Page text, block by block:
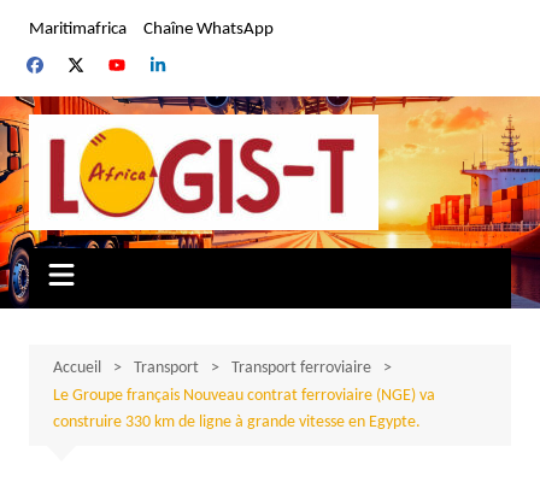
contenu
Maritimafrica Chaîne WhatsApp
Accueil Transport
Transport ferroviaire
Le Groupe français Nouveau contrat ferroviaire (NGE) va
construire 330 km de ligne à grande vitesse en Egypte.